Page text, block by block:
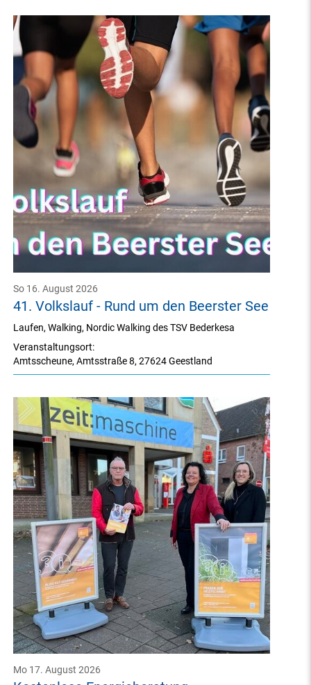
41. Volkslauf - Rund um den Beerster See
So 16. August 2026
Veranstaltungsort:
Amtsscheune,Amtsstraße 8,27624 Geestland
Laufen, Walking, Nordic Walking des TSV Bederkesa
Mo 17. August 2026